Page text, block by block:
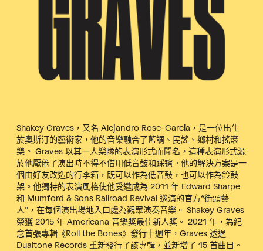
Shakey Graves，又名 Alejandro Rose-Garcia，是一位出生
於奧斯汀的藝術家，他的音樂融合了藍調、民謠、鄉村和搖滾
樂。 Graves 以其一人樂隊的表演形式而聞名，這種表演形式源
於他厭倦了演出時不得不借用低音鼓和踩镲。他的解決方案是一
個由好友改造的行李箱，既可以作為低音鼓，也可以作為鈴鼓
架。他獨特的表演風格使他受邀成為 2011 年 Edward Sharpe
和 Mumford & Sons Railroad Revival 巡演的官方“街頭藝
人”，在每個演出場地入口處為觀眾演奏音樂。 Shakey Graves
榮獲 2015 年 Americana 音樂獎最佳新人獎。 2021 年，為紀
念首張專輯《Roll the Bones》發行十週年，Graves 透過
Dualtone Records 重新發行了該專輯，並新增了 15 首曲目。